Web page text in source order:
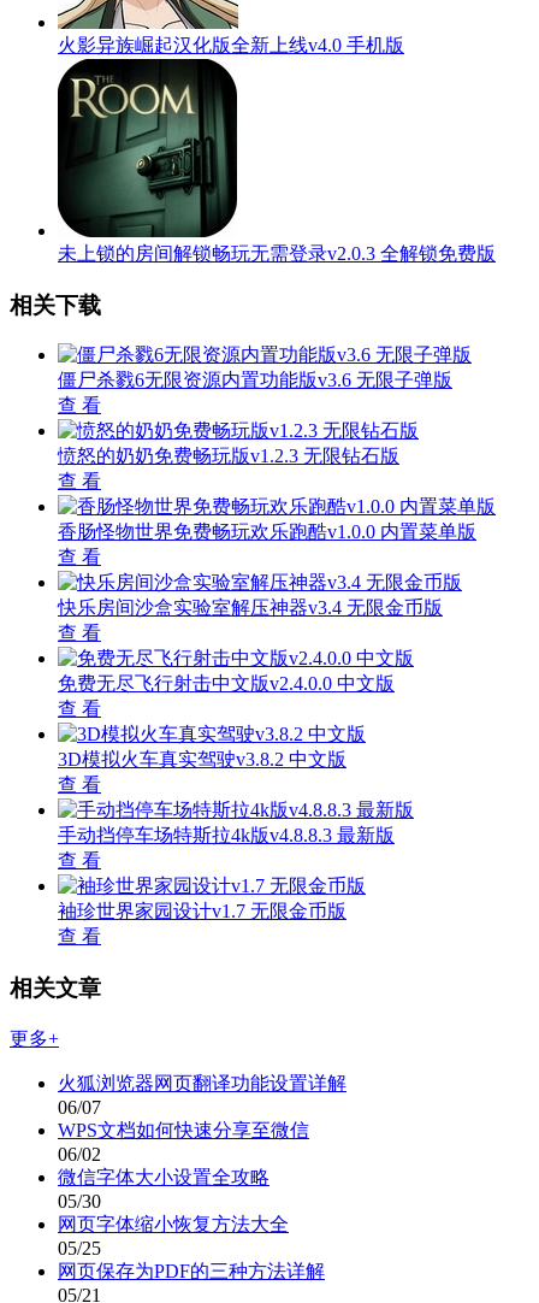
火影异族崛起汉化版全新上线v4.0 手机版
未上锁的房间解锁畅玩无需登录v2.0.3 全解锁免费版
相关下载
僵尸杀戮6无限资源内置功能版v3.6 无限子弹版
查 看
愤怒的奶奶免费畅玩版v1.2.3 无限钻石版
查 看
香肠怪物世界免费畅玩欢乐跑酷v1.0.0 内置菜单版
查 看
快乐房间沙盒实验室解压神器v3.4 无限金币版
查 看
免费无尽飞行射击中文版v2.4.0.0 中文版
查 看
3D模拟火车真实驾驶v3.8.2 中文版
查 看
手动挡停车场特斯拉4k版v4.8.8.3 最新版
查 看
袖珍世界家园设计v1.7 无限金币版
查 看
相关文章
更多+
火狐浏览器网页翻译功能设置详解
06/07
WPS文档如何快速分享至微信
06/02
微信字体大小设置全攻略
05/30
网页字体缩小恢复方法大全
05/25
网页保存为PDF的三种方法详解
05/21